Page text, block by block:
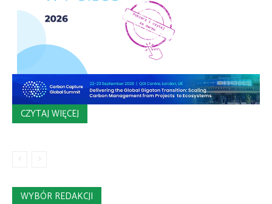
CZYTAJ WIĘCEJ
WYBÓR REDAKCJI